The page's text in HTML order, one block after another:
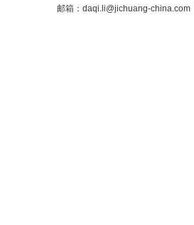
邮箱： daqi.li@jichuang-china.com